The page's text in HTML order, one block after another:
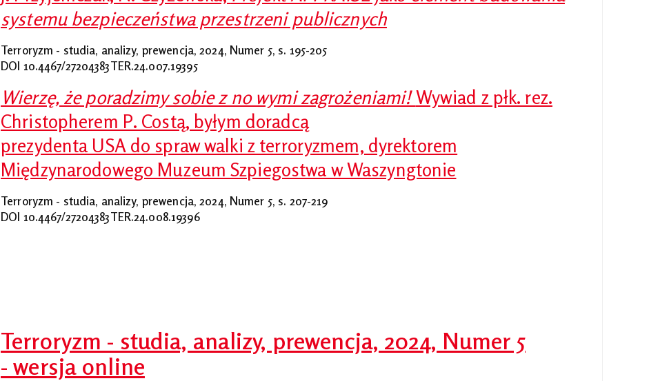
systemu bezpieczeństwa przestrzeni publicznych
Terroryzm - studia, analizy, prewencja, 2024, Numer 5, s. 195-205
DOI 10.4467/27204383TER.24.007.19395
Wierzę, że poradzimy sobie z no wymi zagrożeniami!Wywiad z płk. rez.
Christopherem P. Costą, byłym doradcą
prezydenta USA do spraw walki z terroryzmem, dyrektorem
Międzynarodowego Muzeum Szpiegostwa w Waszyngtonie
Terroryzm - studia, analizy, prewencja, 2024, Numer 5, s. 207-219
DOI 10.4467/27204383TER.24.008.19396
Terroryzm - studia, analizy, prewencja, 2024, Numer 5
- wersja online